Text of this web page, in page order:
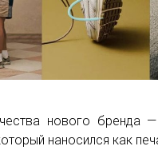
нового бренда —
наносился как